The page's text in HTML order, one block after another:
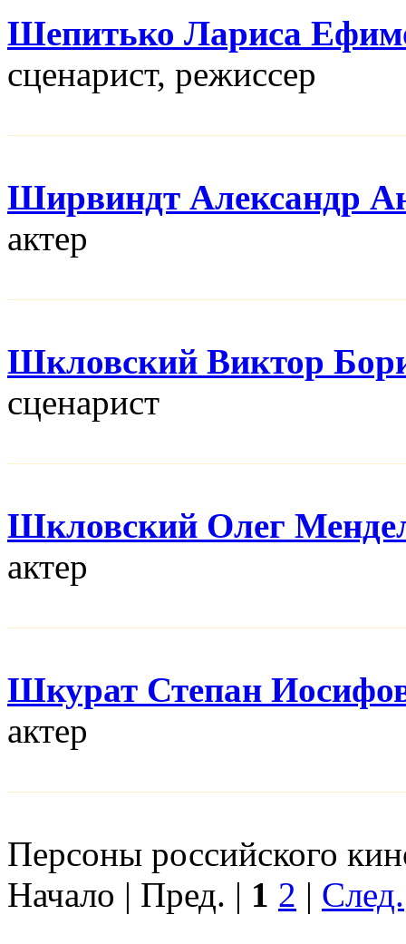
Шепитько Лариса
сценарист, режисcер
Ширвиндт Александр
актер
Шкловский Виктор
сценарист
Шкловский Олег
актер
Шкурат Степан
актер
Персоны российского
Начало | Пред. | 1 2 | След.